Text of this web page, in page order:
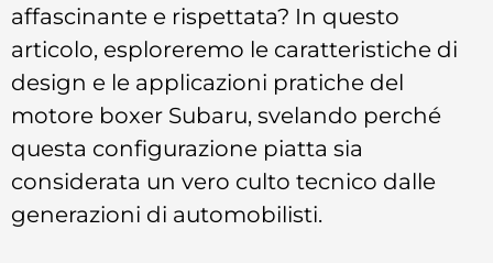
affascinante e rispettata? In questo
articolo, esploreremo le caratteristiche di
design e le applicazioni pratiche del
motore boxer Subaru, svelando perché
questa configurazione piatta sia
considerata un vero culto tecnico dalle
generazioni di automobilisti.